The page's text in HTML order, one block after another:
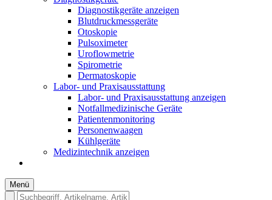
Diagnostikgeräte anzeigen
Blutdruckmessgeräte
Otoskopie
Pulsoximeter
Uroflowmetrie
Spirometrie
Dermatoskopie
Labor- und Praxisausstattung
Labor- und Praxisausstattung anzeigen
Notfallmedizinische Geräte
Patientenmonitoring
Personenwaagen
Kühlgeräte
Medizintechnik anzeigen
Menü